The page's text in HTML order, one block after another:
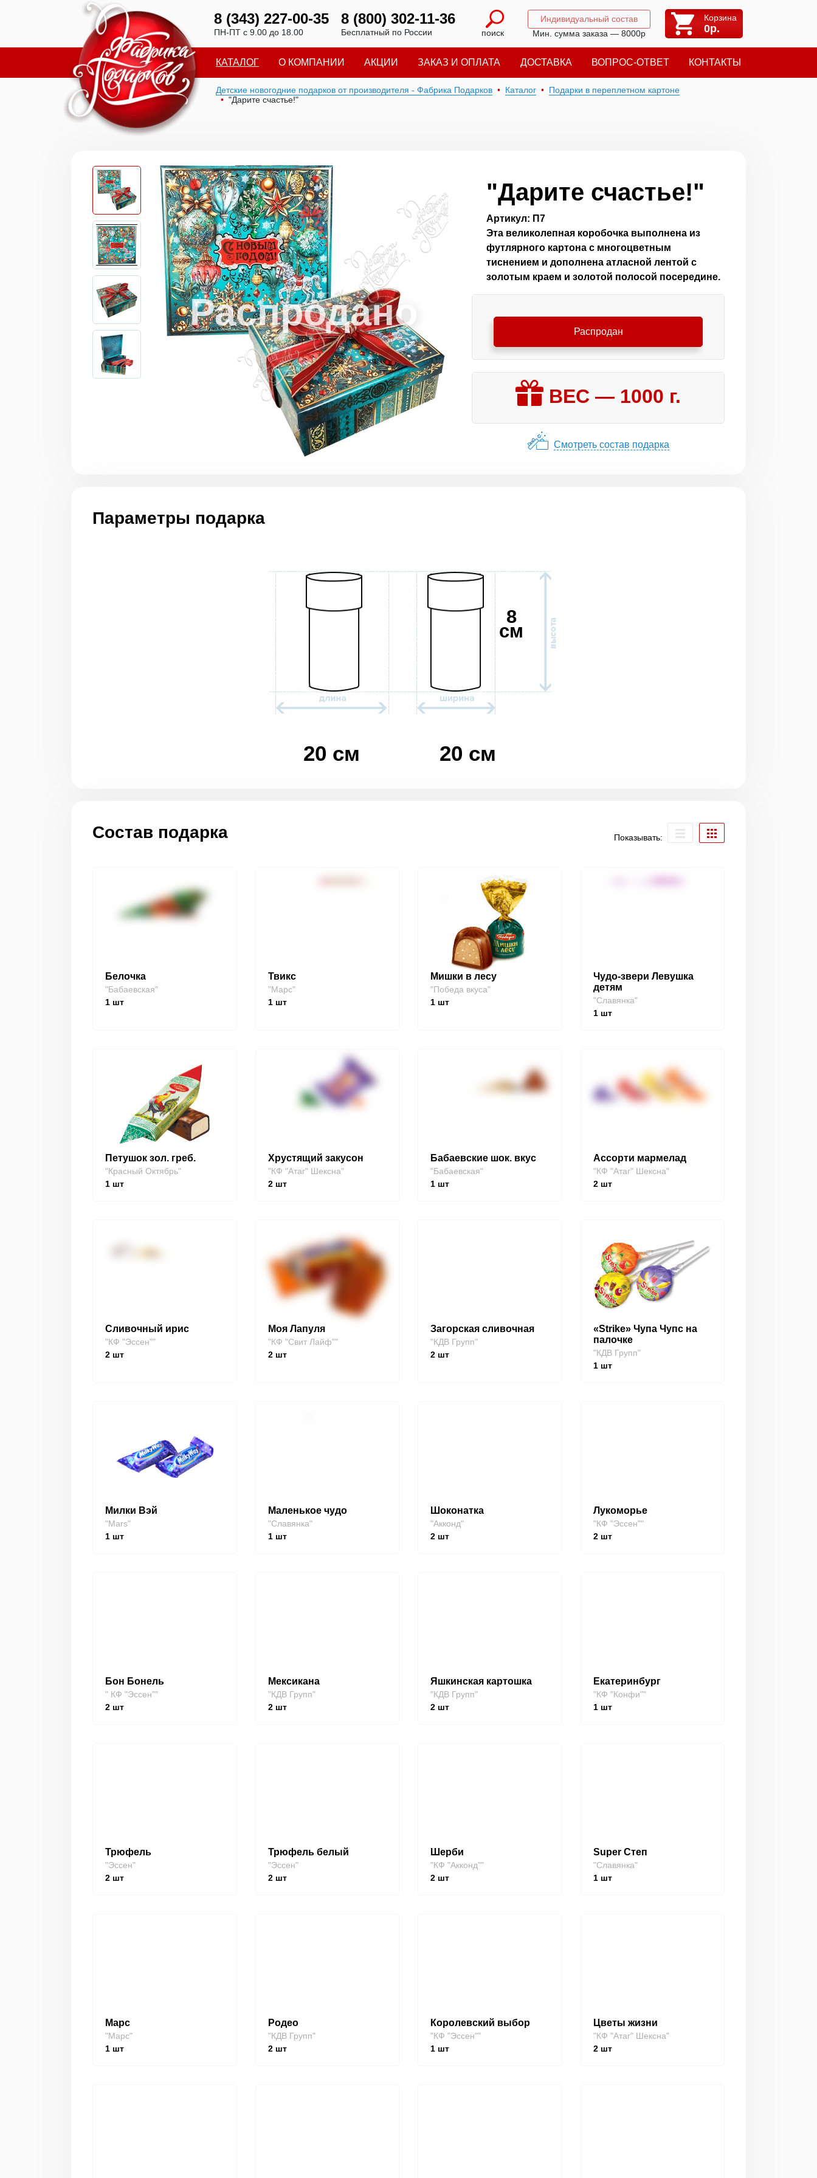
8 (343) 227-00-35
ПН-ПТ с 9.00 до 18.00
8 (800) 302-11-36
Бесплатный по России поиск
Индивидуальный состав
Мин. сумма заказа — 8000р
Корзина
0р.
КАТАЛОГ О КОМПАНИИ АКЦИИ ЗАКАЗ И ОПЛАТА ДОСТАВКА ВОПРОС-ОТВЕТ КОНТАКТЫ
Детские новогодние подарков от производителя - Фабрика Подарков Каталог
Подарки в переплетном картоне
"Дарите счастье!"
"Дарите счастье!"
Артикул: П7
Эта великолепная коробочка выполнена из
футлярного картона с многоцветным
тиснением и дополнена атласной лентой с
золотым краем и золотой полосой посередине.
Распродан
ВЕС — 1000 г.
Смотреть состав подарка
Параметры подарка
20 см 20 см
8
см
Состав подарка Показывать:
Белочка
"Бабаевская"
1 шт
Твикс
"Марс"
1шт
Мишки в лесу
"Победа вкуса"
1 шт
Чудо-звери Левушка
детям
"Славянка"
1шт
Петушок зол. греб.
"Красный Октябрь"
1 шт
Хрустящий закусон
"КФ "Атаг" Шексна"
2шт
Бабаевские шок. вкус
"Бабаевская"
1 шт
Ассорти мармелад
"КФ "Атаг" Шексна"
2шт
Сливочный ирис
"КФ "Эссен""
2 шт
Моя Лапуля
"КФ "Свит Лайф""
2шт
Загорская сливочная
"КДВ Групп"
2 шт
«Strike» Чупа Чупс на
палочке
"КДВ Групп"
1шт
Милки Вэй
"Mars"
1 шт
Маленькое чудо
"Славянка"
1шт
Шоконатка
"Акконд"
2 шт
Лукоморье
"КФ "Эссен""
2шт
Бон Бонель
" КФ "Эссен""
2 шт
Мексикана
"КДВ Групп"
2шт
Яшкинская картошка
"КДВ Групп"
2 шт
Екатеринбург
"КФ "Конфи""
1шт
Трюфель
"Эссен"
2 шт
Трюфель белый
"Эссен"
2шт
Шерби
"КФ "Акконд""
2 шт
Super Степ
"Славянка"
1шт
Марс
"Марс"
1 шт
Родео
"КДВ Групп"
2шт
Королевский выбор
"КФ "Эссен""
1 шт
Цветы жизни
"КФ "Атаг" Шексна"
2шт